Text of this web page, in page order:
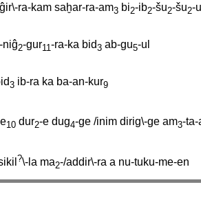
ra-kam saḫar-ra-am3 bi2-ib2-šu2-šu2-
niĝ2-gur11 -ra-ka bid3 ab-gu5-ul
3 ib-ra ka ba-an-kur9
10 dur2-e dug4-ge /inim dirig\-ge am3-ta-
?\-la ma2-/addir\-ra a nu-tuku-me-en